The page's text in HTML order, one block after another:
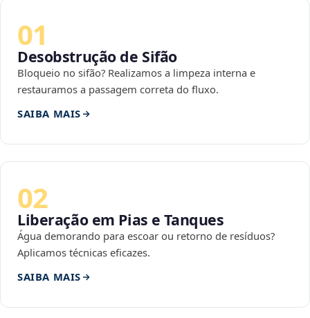
01
Desobstrução de Sifão
Bloqueio no sifão? Realizamos a limpeza interna e
restauramos a passagem correta do fluxo.
SAIBA MAIS
02
Liberação em Pias e Tanques
Água demorando para escoar ou retorno de resíduos?
Aplicamos técnicas eficazes.
SAIBA MAIS